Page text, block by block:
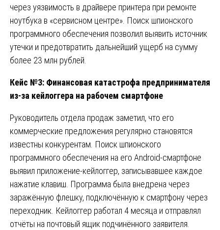
через уязвимость в драйвере принтера при ремонте
ноутбука в «сервисном центре». Поиск шпионского
программного обеспечения позволил выявить источник
утечки и предотвратить дальнейший ущерб на сумму
более 23 млн рублей.
Кейс №3: Финансовая катастрофа предпринимателя
из-за кейлоггера на рабочем смартфоне
Руководитель отдела продаж заметил, что его
коммерческие предложения регулярно становятся
известны конкурентам. Поиск шпионского
программного обеспечения на его Android-смартфоне
выявил приложение-кейлоггер, записывавшее каждое
нажатие клавиш. Программа была внедрена через
заражённую флешку, подключённую к смартфону через
переходник. Кейлоггер работал 4 месяца и отправлял
отчёты на почтовый ящик подчинённого заявителя.